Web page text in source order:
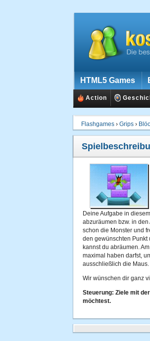
HTML5 Games
Action
Flashgames › Grips ›
Deine Aufgabe in
abzuräumen bzw. in
schon die Monster und
den gewünschten Punkt
kannst du abräumen.
maximal haben darfst,
ausschließlich die Maus.
Wir wünschen dir ganz
Steuerung: Ziele mit
möchtest.